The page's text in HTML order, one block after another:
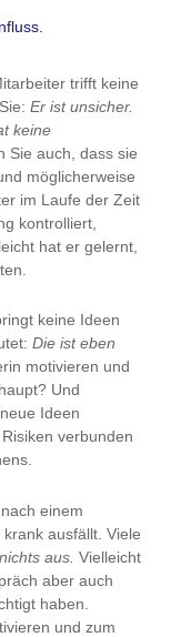
trifft keine
Er ist unsicher.
keine
Sie auch, dass sie
möglicherweise
im Laufe der Zeit
kontrolliert,
hat er gelernt,
keine Ideen
Die ist eben
motivieren und
Und
Ideen
verbunden
einem
ausfällt. Viele
aus. Vielleicht
aber auch
haben.
und zum